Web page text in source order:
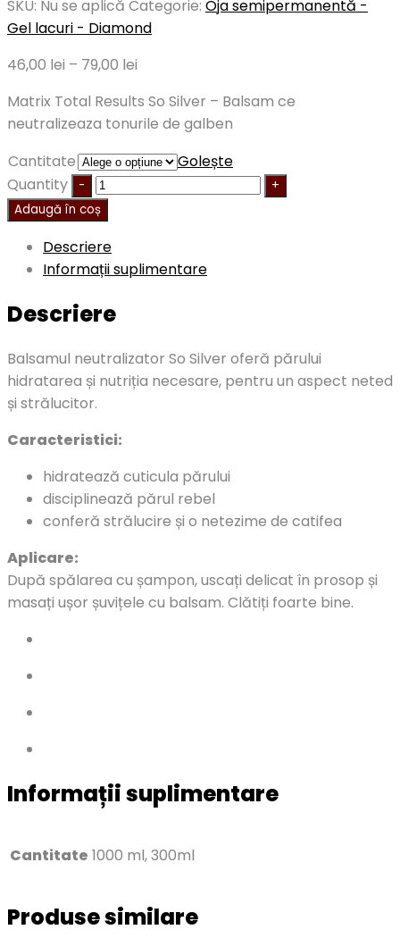
SKU: Nu se aplică Categorie: Oja semipermanentă -
Gel lacuri - Diamond
46,00 lei – 79,00 lei
Matrix Total Results So Silver – Balsam ce
neutralizeaza tonurile de galben
Cantitate
Golește
Quantity
Adaugă în coș
Descriere
Informații suplimentare
Descriere
Balsamul neutralizator So Silver oferă părului
hidratarea și nutriția necesare, pentru un aspect neted
și strălucitor.
Caracteristici:
hidratează cuticula părului
disciplinează părul rebel
conferă strălucire și o netezime de catifea
Aplicare:
După spălarea cu șampon, uscați delicat în prosop și
masați ușor șuvițele cu balsam. Clătiți foarte bine.
Informații suplimentare
Cantitate 1000 ml, 300ml
Produse similare